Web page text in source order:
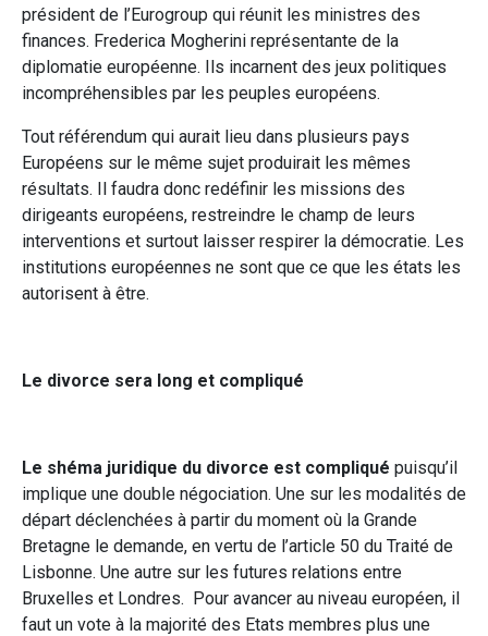
président de l’Eurogroup qui réunit les ministres des
finances. Frederica Mogherini représentante de la
diplomatie européenne. Ils incarnent des jeux politiques
incompréhensibles par les peuples européens.
Tout référendum qui aurait lieu dans plusieurs pays
Européens sur le même sujet produirait les mêmes
résultats. Il faudra donc redéfinir les missions des
dirigeants européens, restreindre le champ de leurs
interventions et surtout laisser respirer la démocratie. Les
institutions européennes ne sont que ce que les états les
autorisent à être.
Le divorce sera long et compliqué
Le shéma juridique du divorce est compliqué puisqu’il
implique une double négociation. Une sur les modalités de
départ déclenchées à partir du moment où la Grande
Bretagne le demande, en vertu de l’article 50 du Traité de
Lisbonne. Une autre sur les futures relations entre
Bruxelles et Londres. Pour avancer au niveau européen, il
faut un vote à la majorité des Etats membres plus une